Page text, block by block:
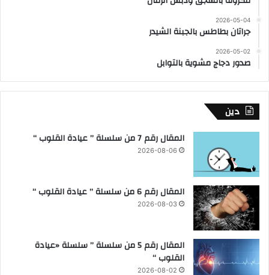
2026-05-04
جراتان بطاطس بالجبنة الشيدر
2026-05-02
صدور دجاج مشوية بالتوابل
دين
المقال رقم 7 من سلسلة ” عيادة القلوب “
2026-08-06
المقال رقم 6 من سلسلة ” عيادة القلوب “
2026-08-03
المقال رقم 5 من سلسلة ” سلسلة «عيادة
القلوب “
2026-08-02